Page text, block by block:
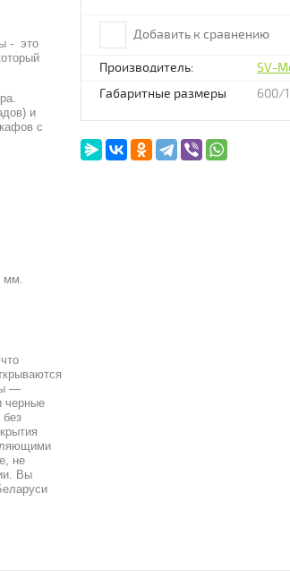
- это
и
с
мм.
—
черные
не
Вы
Добавить к сравнению
Производитель:
SV-
Габаритные размеры
600/